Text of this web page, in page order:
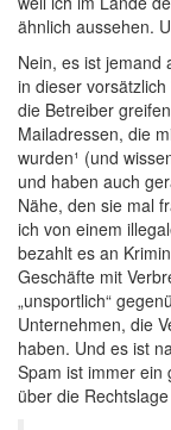
ähnlich aussehen.
Nein, es ist jemand
in dieser
die Betreiber
Mailadressen, die
wurden¹ (und
und haben auch
Nähe, den sie mal
ich von einem
bezahlt es an
Geschäfte mit
„unsportlich“
Unternehmen, die
haben. Und es ist
Spam ist immer ein
über die